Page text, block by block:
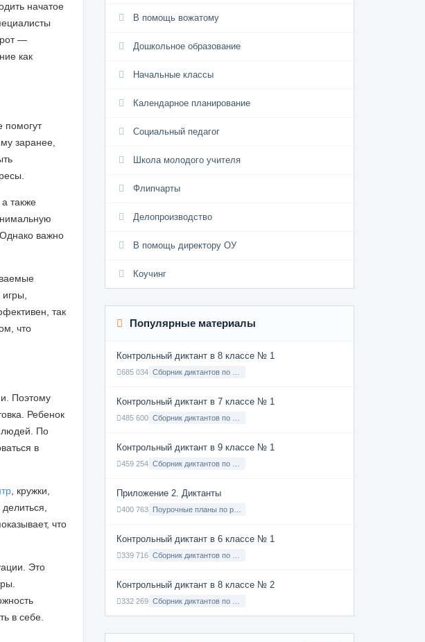
начатое
—
как
помогут
заранее,
также
важно
так
что
Поэтому
Ребенок
людей. По
в
, кружки,
что
Это
в себе.
В помощь вожатому
Дошкольное образование
Начальные классы
Календарное планирование
Социальный педагог
Школа молодого учителя
Флипчарты
Делопроизводство
В помощь директору ОУ
Коучинг
Популярные материалы
Контрольный диктант в 8 классе № 1
685 034
Контрольный диктант в 7 классе № 1
485 600
Контрольный диктант в 9 классе № 1
459 254
Приложение 2. Диктанты
400 763
Контрольный диктант в 6 классе № 1
339 716
Контрольный диктант в 8 классе № 2
332 269